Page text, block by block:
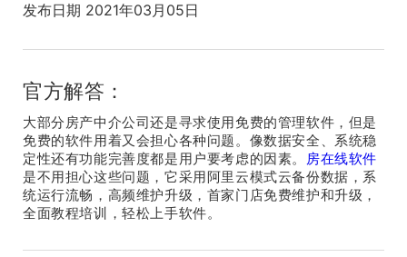
发布日期 2021年03月05日
官方解答：
大部分房产中介公司还是寻求使用免费的管理软件，但是
免费的软件用着又会担心各种问题。像数据安全、系统稳
定性还有功能完善度都是用户要考虑的因素。 房在线软件
是不用担心这些问题，它采用阿里云模式云备份数据，系
统运行流畅，高频维护升级，首家门店免费维护和升级，
全面教程培训，轻松上手软件。